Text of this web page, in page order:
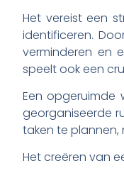
Het vereist een
identificeren.
verminderen en
speelt ook een
Een opgeruimde
georganiseerde
taken te plannen,
Het creëren van